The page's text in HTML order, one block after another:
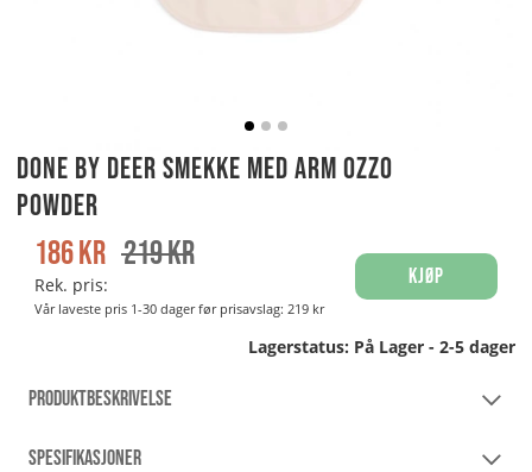
Done By Deer Smekke med arm Ozzo
Powder
219kr
186kr
Rek. pris:
Vår laveste pris 1-30 dager før prisavslag: 219 kr
Kjøp
Lagerstatus: På Lager - 2-5 dager
PRODUKTBESKRIVELSE
SPESIFIKASJONER